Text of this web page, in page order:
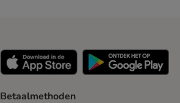
Betaalmethoden